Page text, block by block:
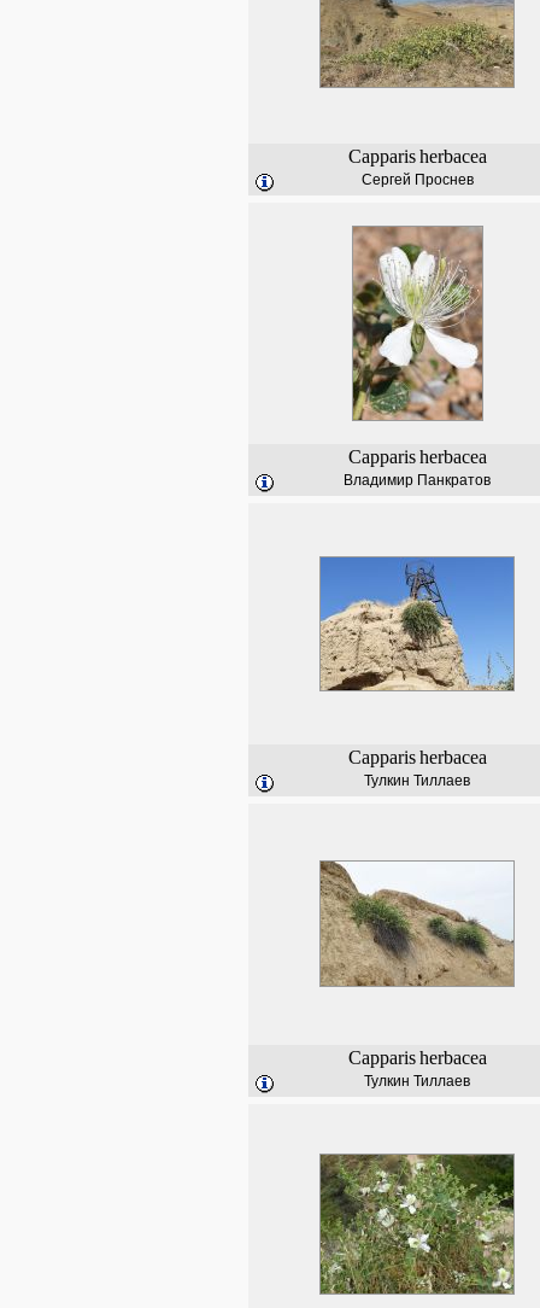
Capparis herbacea
Сергей Проснев
Capparis herbacea
Владимир Панкратов
Capparis herbacea
Тулкин Тиллаев
Capparis herbacea
Тулкин Тиллаев